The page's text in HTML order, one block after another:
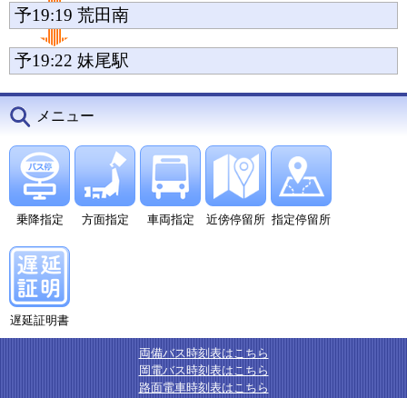
予19:19 荒田南
予19:22 妹尾駅
メニュー
乗降指定 方面指定 車両指定 近傍停留所 指定停留所
遅延証明書
両備バス時刻表はこちら
岡電バス時刻表はこちら
路面電車時刻表はこちら